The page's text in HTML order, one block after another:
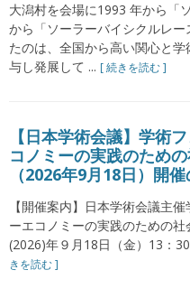
大潟村を会場に1993 年から「
から「ソーラーバイシクルレ
たのは、全国から高い関心と
与し発展して ... [ 続きを読む ]
【日本学術会議】学術
コノミーの実践のため
（2026年9月18日）開
【開催案内】日本学術会議
ーエコノミーの実践のための
(2026)年９月18日（金）13：
きを読む ]